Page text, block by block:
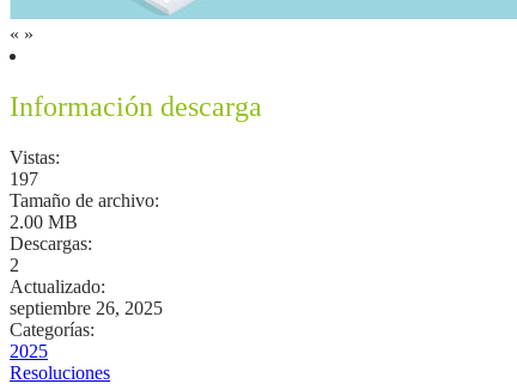
« »
Información descarga
Vistas:
197
Tamaño de archivo:
2.00 MB
Descargas:
2
Actualizado:
septiembre 26, 2025
Categorías:
2025
Resoluciones